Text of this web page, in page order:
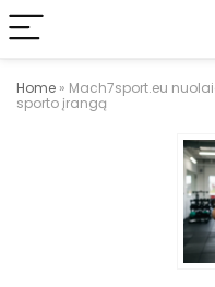
Home » Mach7sport.eu
sporto įrangą